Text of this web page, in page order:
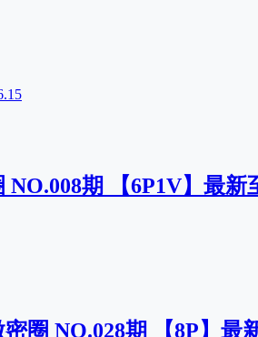
期 【6P1V】最新
圈 NO.028期 【8P】最